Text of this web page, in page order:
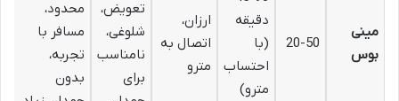
مینی
بوس
20-50
دقیقه
(با
احتساب
مترو)
ارزان،
اتصال به
مترو
تعویض،
شلوغی،
نامناسب
برای
محدود،
مسافر با
تجربه،
بدون